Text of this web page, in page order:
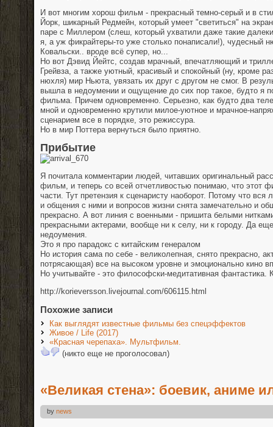
И вот многим хорош фильм - прекрасный темно-серый и в
Йорк, шикарный Редмейн, который умеет "светиться" на
паре с Миллером (слеш, который ухватили даже такие
я, а уж фикрайтеры-то уже столько понаписали!), чудесный
Ковальски.. вроде всё супер, но...
Но вот Дэвид Йейтс, создав мрачный, впечатляющий и
Грейвза, а также уютный, красивый и спокойный (ну, кроме
нюхля) мир Ньюта, увязать их друг с другом не смог. В
вышла в недоумении и ощущение до сих пор такое, будто я
фильма. Причем одновременно. Серьезно, как будто два
мной и одновременно крутили милое-уютное и мрачное-
сценарием все в порядке, это режиссура.
Но в мир Поттера вернуться было приятно.
Прибытие
Я почитала комментарии людей, читавших оригинальный
фильм, и теперь со всей отчетливостью понимаю, что этот
части. Тут претензия к сценаристу наоборот. Потому что вся
и общения с ними и вопросов жизни снята замечательно и
прекрасно. А вот линия с военными - пришита белыми
прекрасными актерами, вообще ни к селу, ни к городу. Да
недоумения.
Это я про парадокс с китайским генералом
Но история сама по себе - великолепная, снято прекрасно,
потрясающая) все на высоком уровне и эмоционально кино
Но учитывайте - это философски-медитативная фантастика.
http://korieversson.livejournal.com/606115.html
Похожие записи
Как выглядят известные фильмы без спецэффектов
Живое / Life (2017)
«Красная черепаха». Мультфильм.
(никто еще не проголосовал)
«Великая стена»: боевик, аниме
by news